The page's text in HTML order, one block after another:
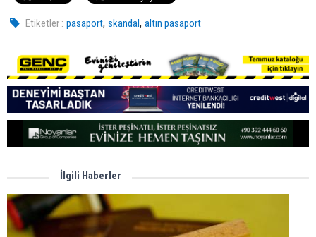
Etiketler : pasaport,skandal,altın pasaport
İlgili Haberler